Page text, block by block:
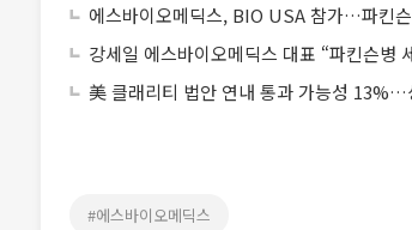
에스바이오메딕스, BIO USA 참가…파킨
美 클래리티 법안 연내 통과 가능성 13%…
#에스바이오메딕스